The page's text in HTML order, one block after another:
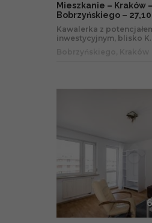
Mieszkanie – Kraków
Bobrzyńskiego – 27,10
Kawalerka z
inwestycyjnym, blisko